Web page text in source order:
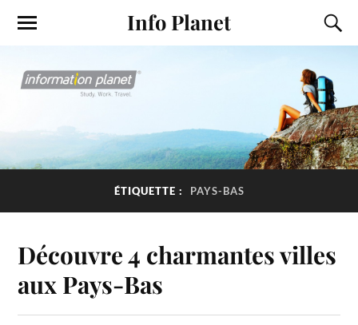
Info Planet
ÉTIQUETTE : PAYS-BAS
Découvre 4 charmantes villes
aux Pays-Bas